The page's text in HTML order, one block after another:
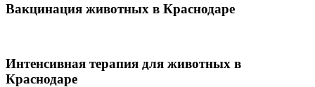
Вакцинация животных в Краснодаре
Интенсивная терапия для животных в
Краснодаре